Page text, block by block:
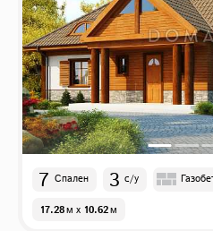
7 Спален 3 с/у
17.28м x 10.62м